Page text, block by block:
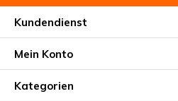
Kundendienst
Mein Konto
Kategorien